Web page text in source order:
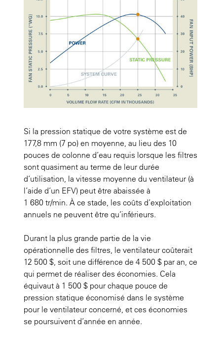
Si la pression statique de votre système est de
177,8 mm (7 po) en moyenne, au lieu des 10
pouces de colonne d’eau requis lorsque les filtres
sont quasiment au terme de leur durée
d’utilisation, la vitesse moyenne du ventilateur (à
l’aide d’un EFV) peut être abaissée à
1 680 tr/min. À ce stade, les coûts d’exploitation
annuels ne peuvent être qu’inférieurs.
Durant la plus grande partie de la vie
opérationnelle des filtres, le ventilateur coûterait
12 500 $, soit une différence de 4 500 $ par an, ce
qui permet de réaliser des économies. Cela
équivaut à 1 500 $ pour chaque pouce de
pression statique économisé dans le système
pour le ventilateur concerné, et ces économies
se poursuivent d’année en année.